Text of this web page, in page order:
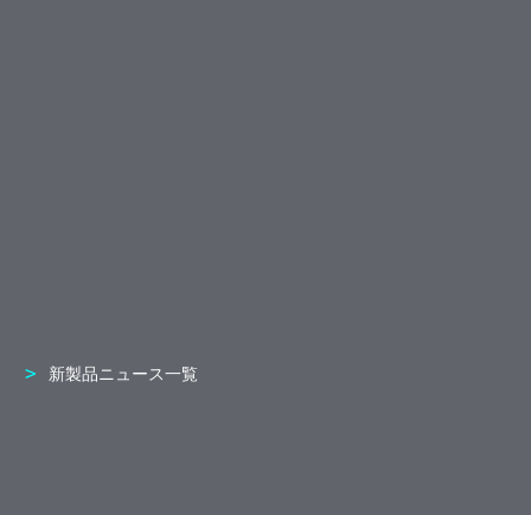
新製品ニュース一覧